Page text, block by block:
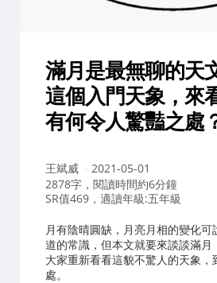
滿月是最無聊的天
這個入門天象，來
有何令人驚豔之處
作
者：
王斌威
2021-05-01
2878字，閱讀時間約6分鐘
SR值469，適讀年級:五年級
月有陰晴圓缺，月亮月相的變化可
道的常識，但本文就要來談談滿月
大家重新看看這貌不驚人的天象，
處。